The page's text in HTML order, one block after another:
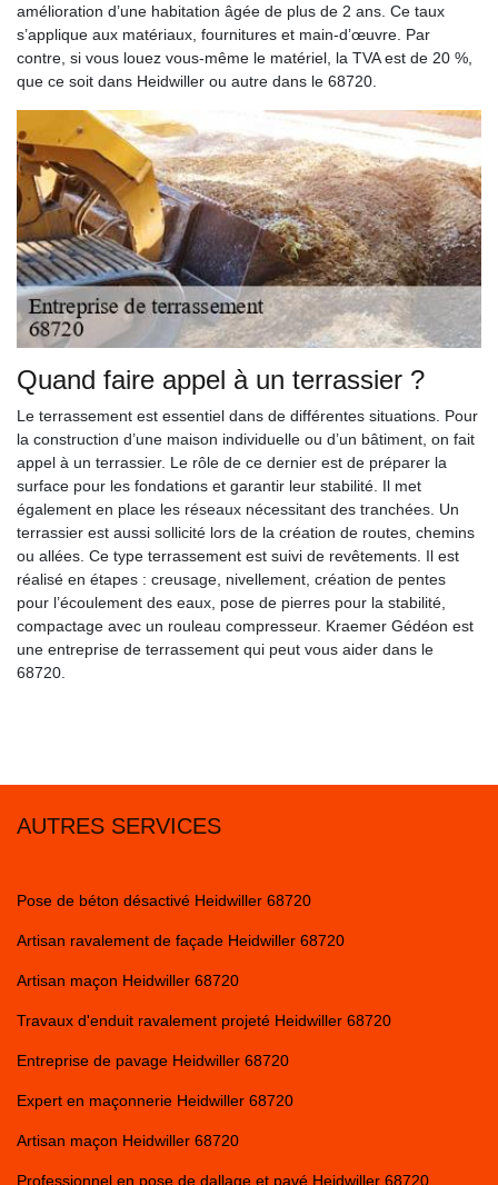
amélioration d’une habitation âgée de plus de 2 ans. Ce taux
s’applique aux matériaux, fournitures et main-d’œuvre. Par
contre, si vous louez vous-même le matériel, la TVA est de 20 %,
que ce soit dans Heidwiller ou autre dans le 68720.
Quand faire appel à un terrassier ?
Le terrassement est essentiel dans de différentes situations. Pour
la construction d’une maison individuelle ou d’un bâtiment, on fait
appel à un terrassier. Le rôle de ce dernier est de préparer la
surface pour les fondations et garantir leur stabilité. Il met
également en place les réseaux nécessitant des tranchées. Un
terrassier est aussi sollicité lors de la création de routes, chemins
ou allées. Ce type terrassement est suivi de revêtements. Il est
réalisé en étapes : creusage, nivellement, création de pentes
pour l’écoulement des eaux, pose de pierres pour la stabilité,
compactage avec un rouleau compresseur. Kraemer Gédéon est
une entreprise de terrassement qui peut vous aider dans le
68720.
AUTRES SERVICES
Pose de béton désactivé Heidwiller 68720
Artisan ravalement de façade Heidwiller 68720
Artisan maçon Heidwiller 68720
Travaux d'enduit ravalement projeté Heidwiller 68720
Entreprise de pavage Heidwiller 68720
Expert en maçonnerie Heidwiller 68720
Artisan maçon Heidwiller 68720
Professionnel en pose de dallage et pavé Heidwiller 68720